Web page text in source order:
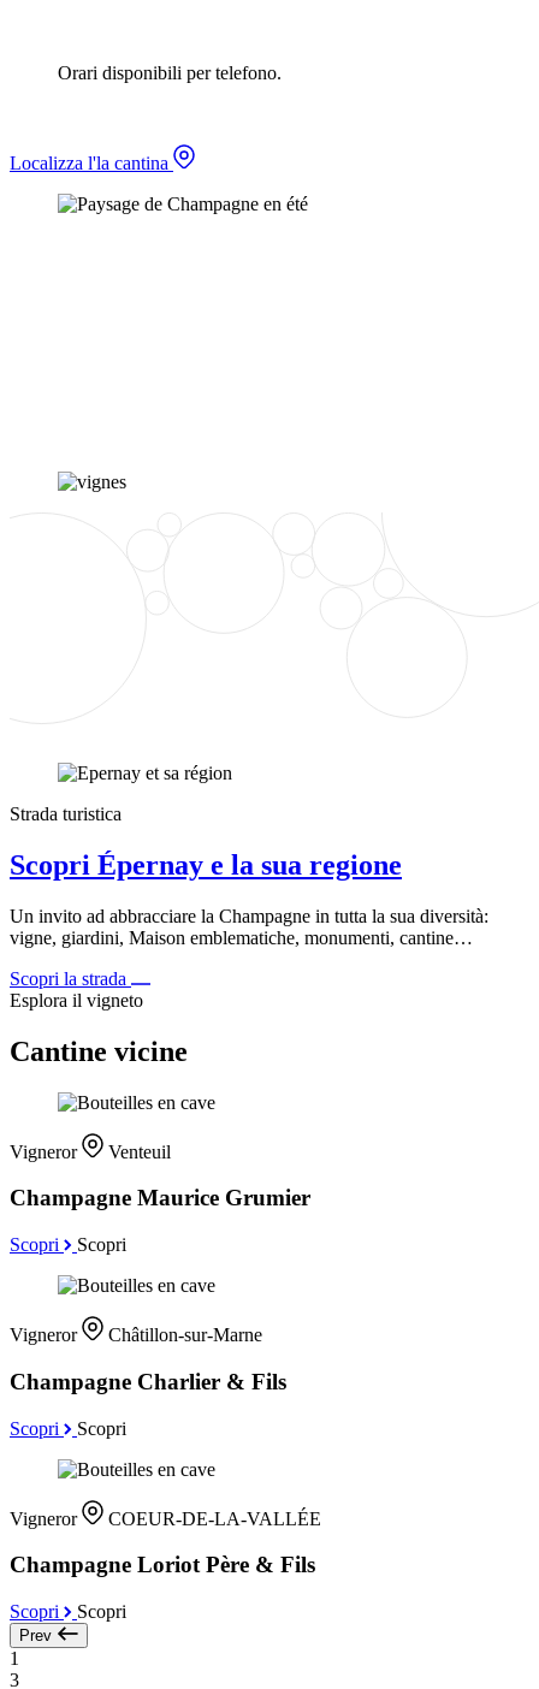
Orari disponibili per telefono.
Localizza l'la cantina
Strada turistica
Scopri Épernay e la sua regione
Un invito ad abbracciare la Champagne in tutta la sua diversità:
vigne, giardini, Maison emblematiche, monumenti, cantine…
Scopri la strada
Esplora il vigneto
Cantine vicine
Vigneror Venteuil
Champagne Maurice Grumier
Scopri Scopri
Vigneror Châtillon-sur-Marne
Champagne Charlier & Fils
Scopri Scopri
Vigneror COEUR-DE-LA-VALLÉE
Champagne Loriot Père & Fils
Scopri Scopri
Prev
1
3